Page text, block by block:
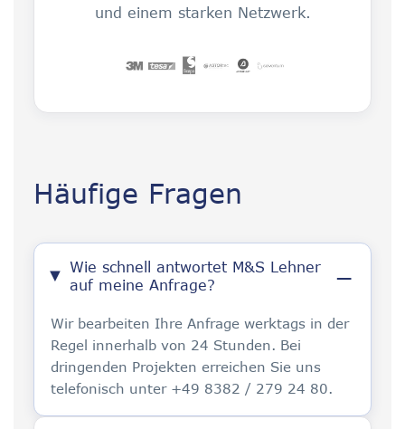
und einem starken Netzwerk.
Häufige Fragen
Wie schnell antwortet M&S Lehner
auf meine Anfrage?
Wir bearbeiten Ihre Anfrage werktags in der
Regel innerhalb von 24 Stunden. Bei
dringenden Projekten erreichen Sie uns
telefonisch unter +49 8382 / 279 24 80.